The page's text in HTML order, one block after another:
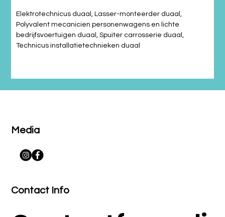
Elektrotechnicus duaal, Lasser-monteerder duaal,
Polyvalent mecanicien personenwagens en lichte
bedrijfsvoertuigen duaal, Spuiter carrosserie duaal,
Technicus installatietechnieken duaal
Contact Info
Media